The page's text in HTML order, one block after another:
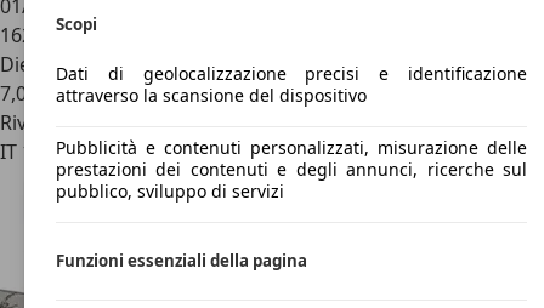
01/2008
162.000 km
Diesel
7,0 l/100 km (comb.)
Rivenditore
IT 15057Tortona - Alessandria - Al
Scopi
Dati di geolocalizzazione precisi e identificazione
attraverso la scansione del dispositivo
Pubblicità e contenuti personalizzati, misurazione delle
prestazioni dei contenuti e degli annunci, ricerche sul
pubblico, sviluppo di servizi
Funzioni essenziali della pagina